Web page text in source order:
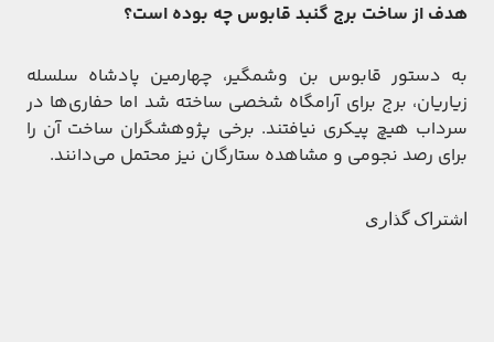
هدف از ساخت برج گنبد قابوس چه بوده است؟
به دستور قابوس بن وشمگیر، چهارمین پادشاه سلسله
زیاریان، برج برای آرامگاه شخصی ساخته شد اما حفاری‌ها در
سرداب هیچ پیکری نیافتند. برخی پژوهشگران ساخت آن را
برای رصد نجومی و مشاهده ستارگان نیز محتمل می‌دانند.
اشتراک گذاری